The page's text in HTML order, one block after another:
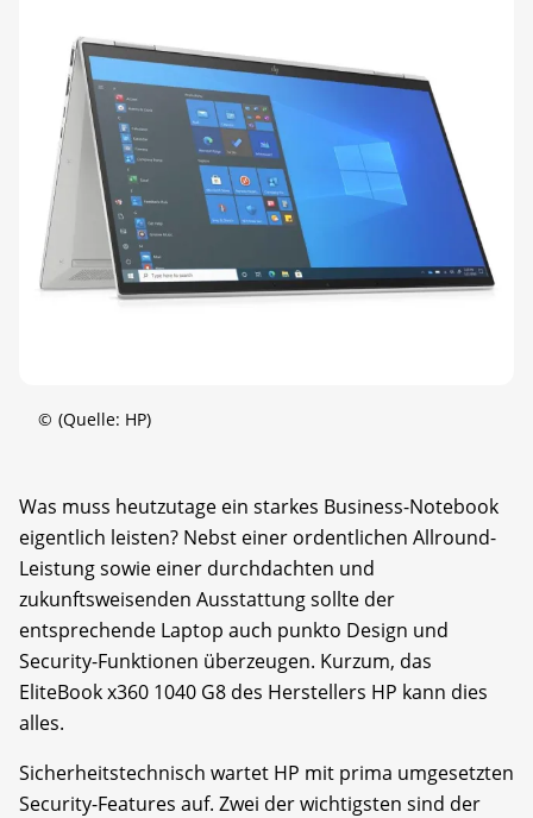
© (Quelle: HP)
Was muss heutzutage ein starkes Business-Notebook
eigentlich leisten? Nebst einer ordentlichen Allround-
Leistung sowie einer durchdachten und
zukunftsweisenden Ausstattung sollte der
entsprechende Laptop auch punkto Design und
Security-Funktionen überzeugen. Kurzum, das
EliteBook x360 1040 G8 des Herstellers HP kann dies
alles.
Sicherheitstechnisch wartet HP mit prima umgesetzten
Security-Features auf. Zwei der wichtigsten sind der